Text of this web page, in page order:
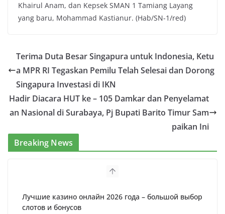
Khairul Anam, dan Kepsek SMAN 1 Tamiang Layang
yang baru, Mohammad Kastianur. (Hab/SN-1/red)
Terima Duta Besar Singapura untuk Indonesia, Ketu
a MPR RI Tegaskan Pemilu Telah Selesai dan Dorong
Singapura Investasi di IKN
Hadir Diacara HUT ke – 105 Damkar dan Penyelamat
an Nasional di Surabaya, Pj Bupati Barito Timur Sam
paikan Ini
Breaking News
Лучшие казино онлайн 2026 года – большой выбор
слотов и бонусов